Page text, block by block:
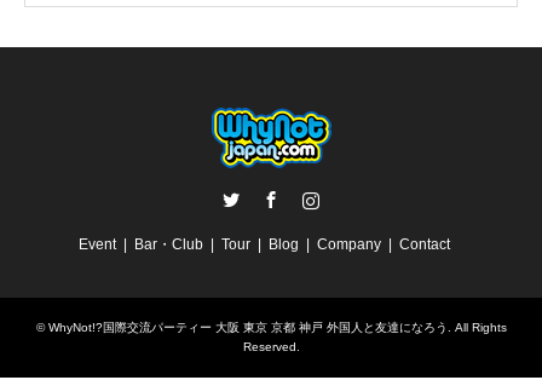
Event Bar・Club Tour Blog Company Contact
©WhyNot!?国際交流パーティー 大阪 東京 京都 神戸 外国人と友達になろう. All Rights
Reserved.